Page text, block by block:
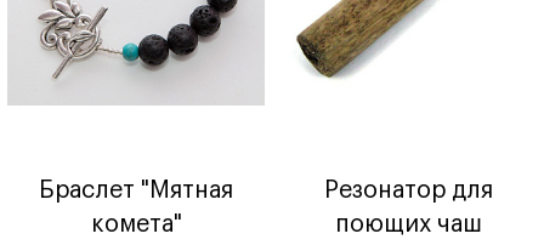
Браслет "Мятная
комета"
Резонатор для
поющих чаш